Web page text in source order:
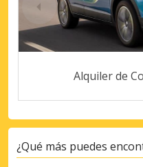
Alquiler de
¿Qué más puedes